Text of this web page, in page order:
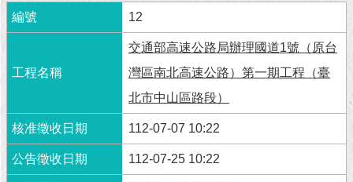
12
交通部高速公路局辦理國道1號（原台
灣區南北高速公路）第一期工程（臺
北市中山區路段）
112-07-07 10:22
112-07-25 10:22